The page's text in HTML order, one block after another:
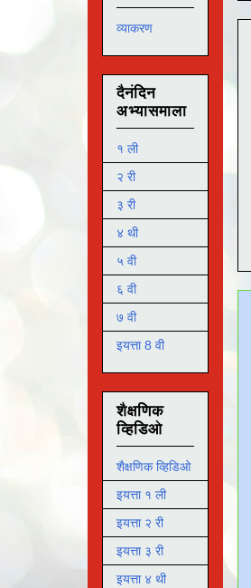
व्याकरण
दैनंदिन
अभ्यासमाला
१ ली
२ री
३ री
४ थी
५ वी
६ वी
७ वी
इयत्ता 8 वी
शैक्षणिक
व्हिडिओ
शैक्षणिक व्हिडिओ
इयत्ता १ ली
इयत्ता २ री
इयत्ता ३ री
इयत्ता ४ थी